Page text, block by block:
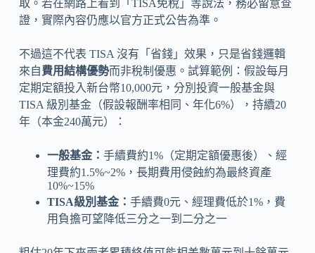
取。若在網路上看到「TISA免稅」等說法，務必留意查
證，實際內容仍應以官方正式公告為準。
不過這不代表 TISA 沒有「省錢」效果，只是省錢邏輯
來自費用結構優勢而非稅制優惠。試算範例：假設每月
定期定額投入新台幣10,000元，分別投資一般基金與
TISA 級別基金（假設報酬率相同、年化6%），持續20
年（本金240萬元）：
一般基金： 手續費約1%（定期定額優惠後）、經
理費約1.5%~2%，長期費用侵蝕約為最終資產
10%~15%
TISA級別基金： 手續費0元、經理費低於1%，費
用負擔可望降低三分之一到二分之一